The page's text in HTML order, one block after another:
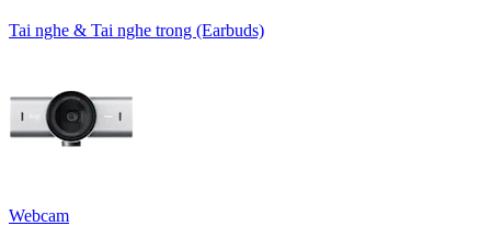
Tai nghe & Tai nghe trong (Earbuds)
Webcam